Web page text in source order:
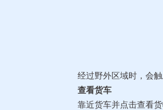
经过野外区域时，会触
查看货车
靠近货车并点击查看货